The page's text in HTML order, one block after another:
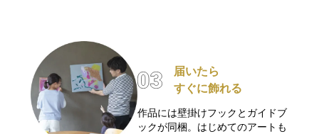
届いたら
すぐに飾れる
作品には壁掛けフックとガイドブ
ックが同梱。はじめてのアートも